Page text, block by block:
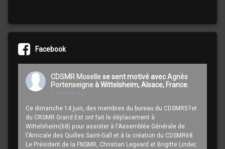
Facebook
CDSMR Mosellese sent motivé avecAgnès
Portenseigne à Wittelsheim, Alsace, France.
2 months ago
Ce dimanche 14 juin, des membres du bureau du CDSMR57et
du CRSMR Grand Est ont fait le déplacement à
Wittelsheim(68) pour assister à l'Assemblée Générale de
l'Amicale des Quilles Saint-Gall et à la création du CDSMR68
Le Président de la FNSMR, Christian Legeard et Brigitte Linder,